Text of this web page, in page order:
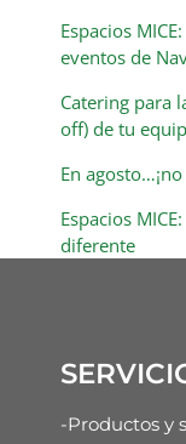
Espacios
eventos de
Catering para
off) de tu
En
Espacios
diferente
-Productos y